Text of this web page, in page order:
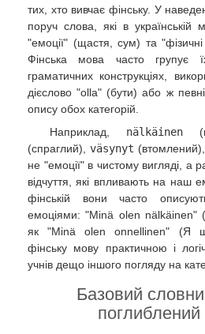
тих, хто вивчає фінську. У
поруч слова, які в українській
"емоції" (щастя, сум) та
Фінська мова часто групує
граматичних конструкціях,
дієслово "olla" (бути) або ж певні
опису обох категорій.
Наприклад, nälkäinen
(спраглий), väsynyt (втомлений),
не "емоції" в чистому вигляді, а
відчуття, які впливають на наш
фінській вони часто
емоціями: "Minä olen nälkäinen"
як "Minä olen onnellinen" (Я
фінську мову практичною і
учнів дещо іншого погляду на
Базовий
поглиблений